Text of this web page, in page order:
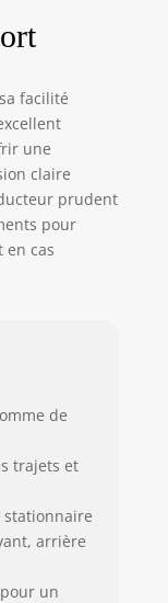
aux
Le
kit de
non
écrire
à
vos
facilité
une
claire
prudent
pour
en cas
de
trajets et
arrière
un